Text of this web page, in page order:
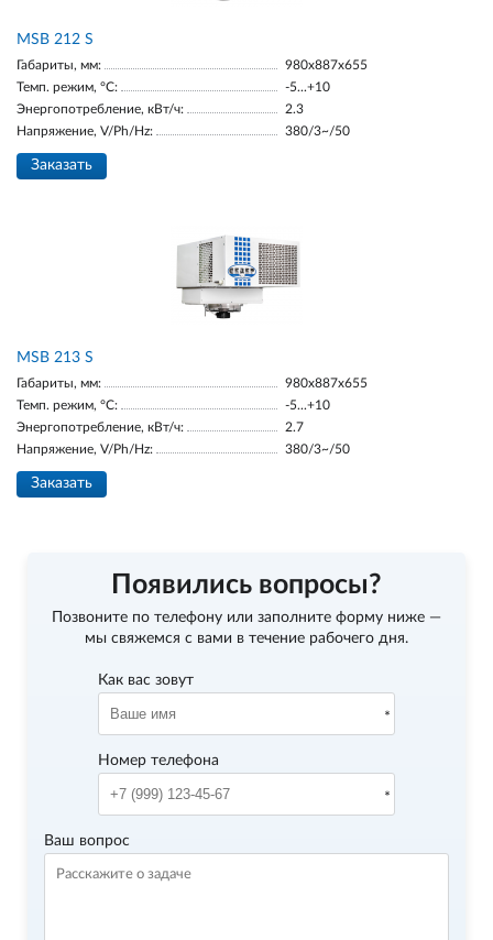
MSB 212 S
Габариты, мм:
980х887х655
Темп. режим, °С:
-5...+10
Энергопотребление, кВт/ч:
2.3
Напряжение, V/Ph/Hz:
380/3~/50
Заказать
MSB 213 S
Габариты, мм:
980х887х655
Темп. режим, °С:
-5...+10
Энергопотребление, кВт/ч:
2.7
Напряжение, V/Ph/Hz:
380/3~/50
Заказать
Появились вопросы?
Позвоните по телефону или заполните форму ниже —
мы свяжемся с вами в течение рабочего дня.
Как вас зовут
Номер телефона
Ваш вопрос